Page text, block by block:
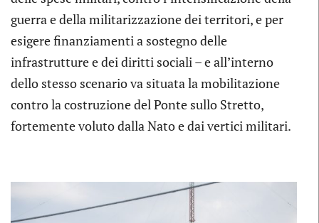
guerra e della militarizzazione dei territori, e per
esigere finanziamenti a sostegno delle
infrastrutture e dei diritti sociali – e all’interno
dello stesso scenario va situata la mobilitazione
contro la costruzione del Ponte sullo Stretto,
fortemente voluto dalla Nato e dai vertici militari.